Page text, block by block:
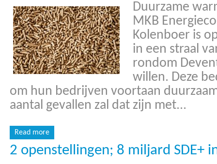
Duurzame
MKB
Kolenboer is
in een straal
rondom
willen. Deze
om hun bedrijven voortaan
aantal gevallen zal dat zijn met...
Read more
2 openstellingen; 8 miljard SDE+